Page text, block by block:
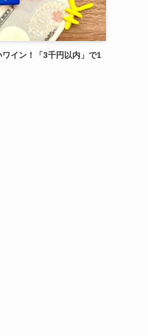
イン！「3千円以内」で1